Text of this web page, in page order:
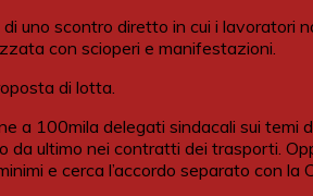
uno scontro diretto in cui i lavoratori
con scioperi e manifestazioni.
di lotta.
a 100mila delegati sindacali sui
ultimo nei contratti dei trasporti.
e cerca l’accordo separato con